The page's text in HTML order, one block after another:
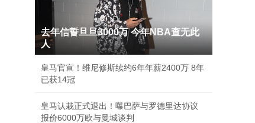
去年信誓旦旦3000万 今年NBA查无此
人
皇马官宣！维尼修斯续约6年年薪2400万 8年
已获14冠
皇马认栽正式退出！曝巴萨与罗德里达协议
报价6000万欧与曼城谈判